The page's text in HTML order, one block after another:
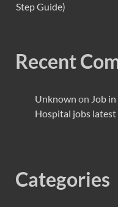
Step Guide)
Recent
Unknown on Job
Hospital jobs
Categories